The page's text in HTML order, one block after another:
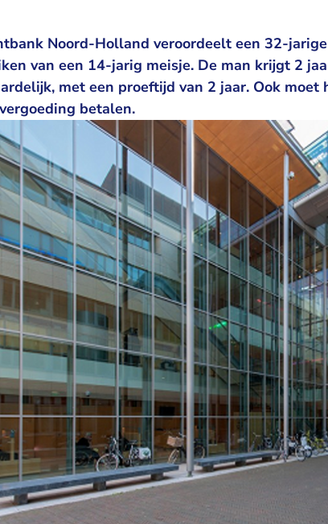
Noord-Holland veroordeelt een 32-
van een 14-jarig meisje. De man krijgt 2
met een proeftijd van 2 jaar. Ook moet
betalen.